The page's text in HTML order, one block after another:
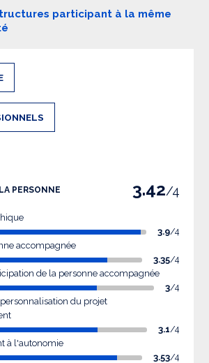
participant à la même
LA PERSONNE 3.42/4
3.9/4
accompagnée
3.35/4
de la personne accompagnée
3/4
du projet
3.1/4
à l'autonomie
3.53/4